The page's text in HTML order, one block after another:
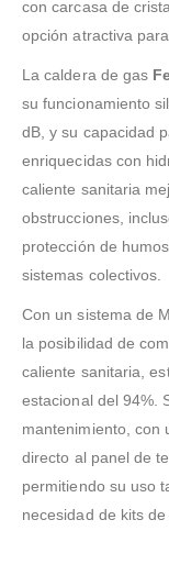
con carcasa de
opción atractiva
La caldera de gas
su funcionamiento
dB, y su capacidad
enriquecidas con
caliente sanitaria
obstrucciones,
protección de
sistemas colectivos.
Con un sistema de
la posibilidad de
caliente sanitaria,
estacional del 94%.
mantenimiento, con
directo al panel de
permitiendo su uso
necesidad de kits